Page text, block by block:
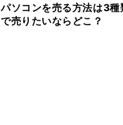
パソコンを売る方法は3種
で売りたいならどこ？